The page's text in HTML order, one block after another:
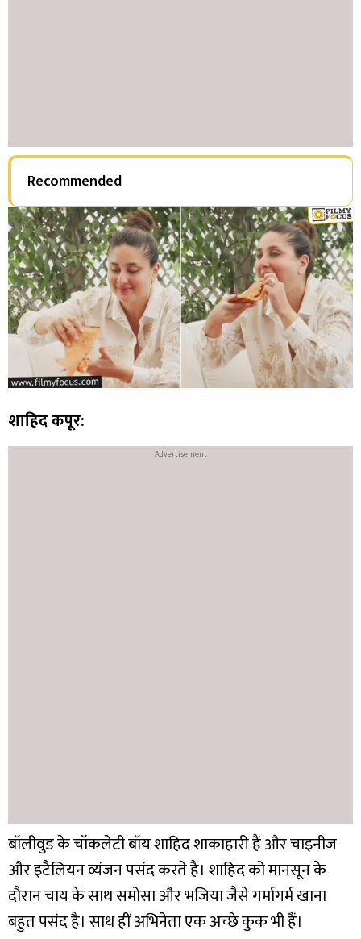
Recommended
शाहिद कपूर:
बॉलीवुड के चॉकलेटी बॉय शाहिद शाकाहारी हैं और चाइनीज
और इटैलियन व्यंजन पसंद करते हैं। शाहिद को मानसून के
दौरान चाय के साथ समोसा और भजिया जैसे गर्मागर्म खाना
बहुत पसंद है। साथ हीं अभिनेता एक अच्छे कुक भी हैं।